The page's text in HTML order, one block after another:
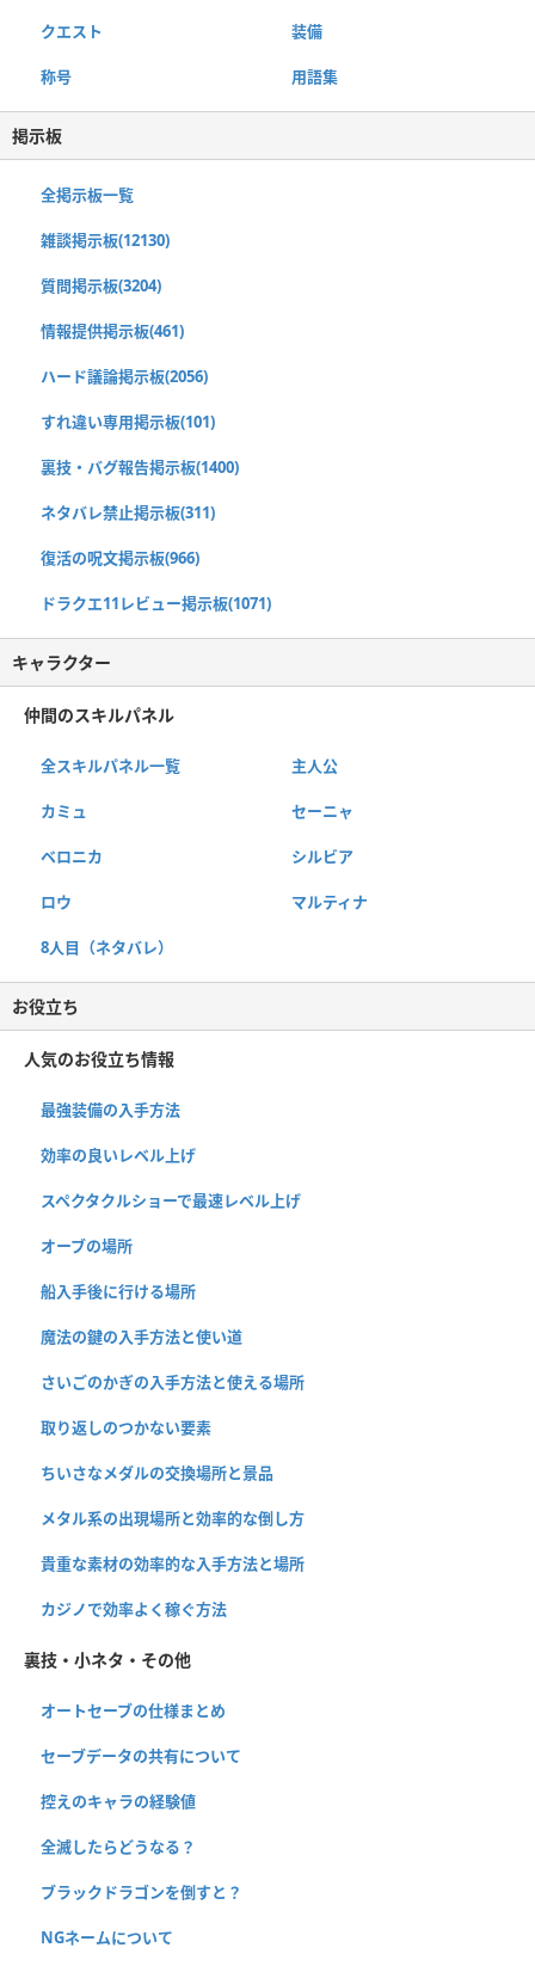
クエスト 装備
称号 用語集
掲示板
全掲示板一覧
雑談掲示板(12130)
質問掲示板(3204)
情報提供掲示板(461)
ハード議論掲示板(2056)
すれ違い専用掲示板(101)
裏技・バグ報告掲示板(1400)
ネタバレ禁止掲示板(311)
復活の呪文掲示板(966)
ドラクエ11レビュー掲示板(1071)
キャラクター
仲間のスキルパネル
全スキルパネル一覧 主人公
カミュ セーニャ
ベロニカ シルビア
ロウ マルティナ
8人目（ネタバレ）
お役立ち
人気のお役立ち情報
最強装備の入手方法
効率の良いレベル上げ
スペクタクルショーで最速レベル上げ
オーブの場所
船入手後に行ける場所
魔法の鍵の入手方法と使い道
さいごのかぎの入手方法と使える場所
取り返しのつかない要素
ちいさなメダルの交換場所と景品
メタル系の出現場所と効率的な倒し方
貴重な素材の効率的な入手方法と場所
カジノで効率よく稼ぐ方法
裏技・小ネタ・その他
オートセーブの仕様まとめ
セーブデータの共有について
控えのキャラの経験値
全滅したらどうなる？
ブラックドラゴンを倒すと？
NGネームについて